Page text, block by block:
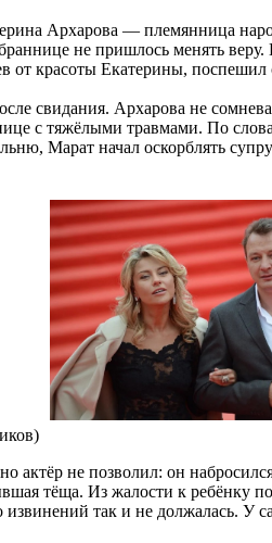
Архарова — племянница
не пришлось менять
от красоты Екатерины,
свидания. Архарова не
с тяжёлыми травмами. По
Марат начал оскорблять
не позволил: он
тёща. Из жалости к ребёнку
так и не должалась. У